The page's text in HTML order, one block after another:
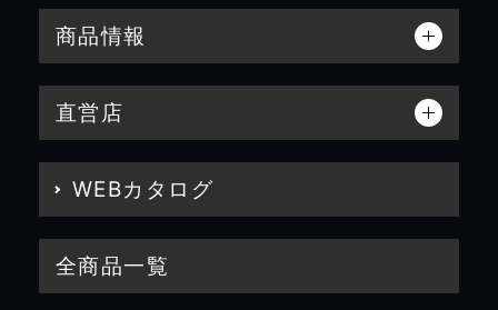
商品情報
直営店
WEBカタログ
全商品一覧